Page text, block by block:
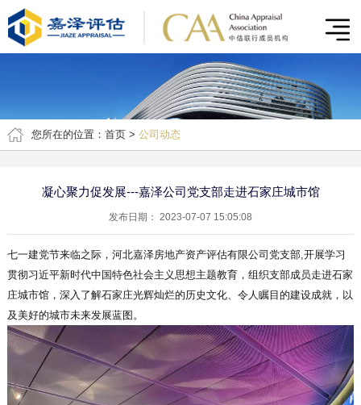
您所在的位置： 首页> 公司动态
凝心聚力促发展---嘉泽公司党支部走进石家庄城市馆
发布日期： 2023-07-07 15:05:08
七一建党节来临之际，河北嘉泽房地产资产评估有限公司党支部,开展学习
贯彻习近平新时代中国特色社会主义思想主题教育，组织支部成员走进石家
庄城市馆，深入了解石家庄光辉灿烂的历史文化、令人瞩目的建设成就，以
及美好的城市未来发展蓝图。